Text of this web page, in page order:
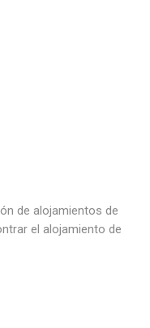
de alojamientos de
el alojamiento de